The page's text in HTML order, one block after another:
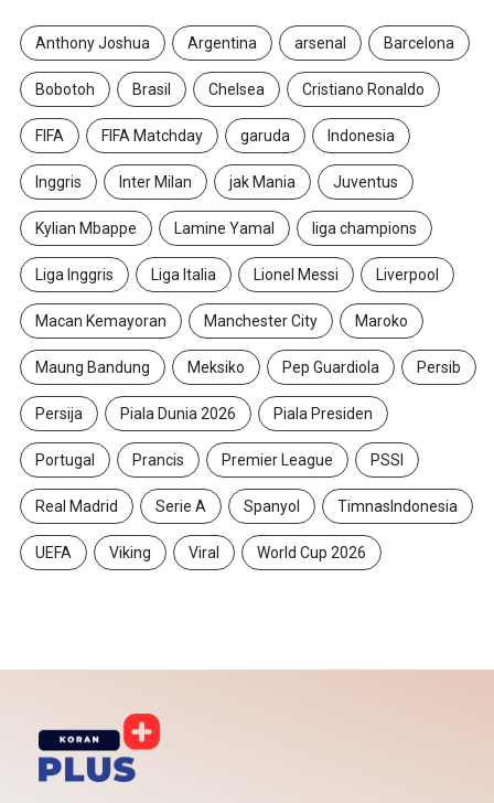
Anthony Joshua Argentina arsenal Barcelona
Bobotoh Brasil Chelsea Cristiano Ronaldo
FIFA FIFA Matchday garuda Indonesia
Inggris Inter Milan jak Mania Juventus
Kylian Mbappe Lamine Yamal liga champions
Liga Inggris Liga Italia Lionel Messi Liverpool
Macan Kemayoran Manchester City Maroko
Maung Bandung Meksiko Pep Guardiola Persib
Persija Piala Dunia 2026 Piala Presiden
Portugal Prancis Premier League PSSI
Real Madrid Serie A Spanyol TimnasIndonesia
UEFA Viking Viral World Cup 2026